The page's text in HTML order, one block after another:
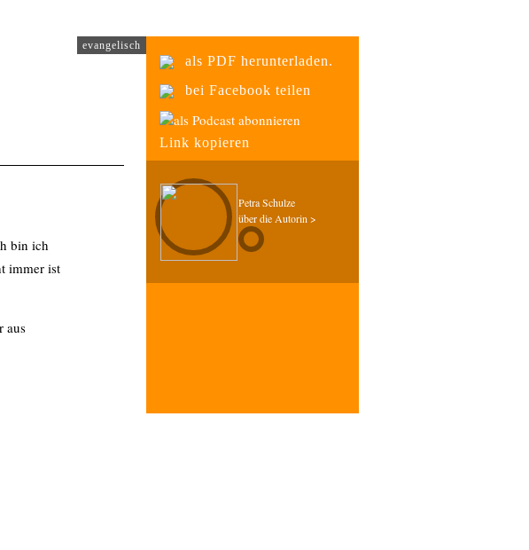
evangelisch
bin ich
immer ist
aus
Techniken,
als PDF herunterladen.
bei Facebook teilen
als Podcast abonnieren
Link kopieren
Petra Schulze
über die Autorin >